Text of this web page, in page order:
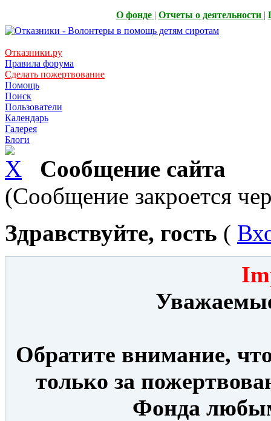
О фонде | Отчеты о деятельности |
Отказники.ру
Правила форума
Сделать пожертвование
Помощь
Поиск
Пользователи
Календарь
Галерея
Блоги
Сообщение сайта
(Сообщение закроется
Здравствуйте, гость (
Обратите внимание,
только за
Фонда